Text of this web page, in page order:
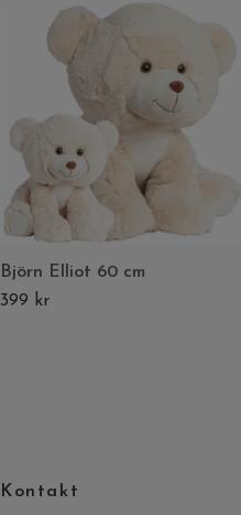
Björn Elliot 60 cm
399 kr
Kontakt